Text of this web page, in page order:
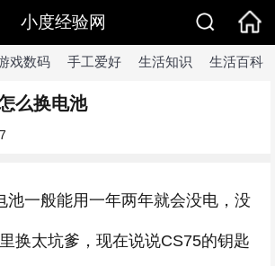
小度经验网
戏数码 手工爱好 生活知识 生活百科
么换电池
池一般能用一年两年就会没电，没
换太坑爹，现在说说CS75的钥匙